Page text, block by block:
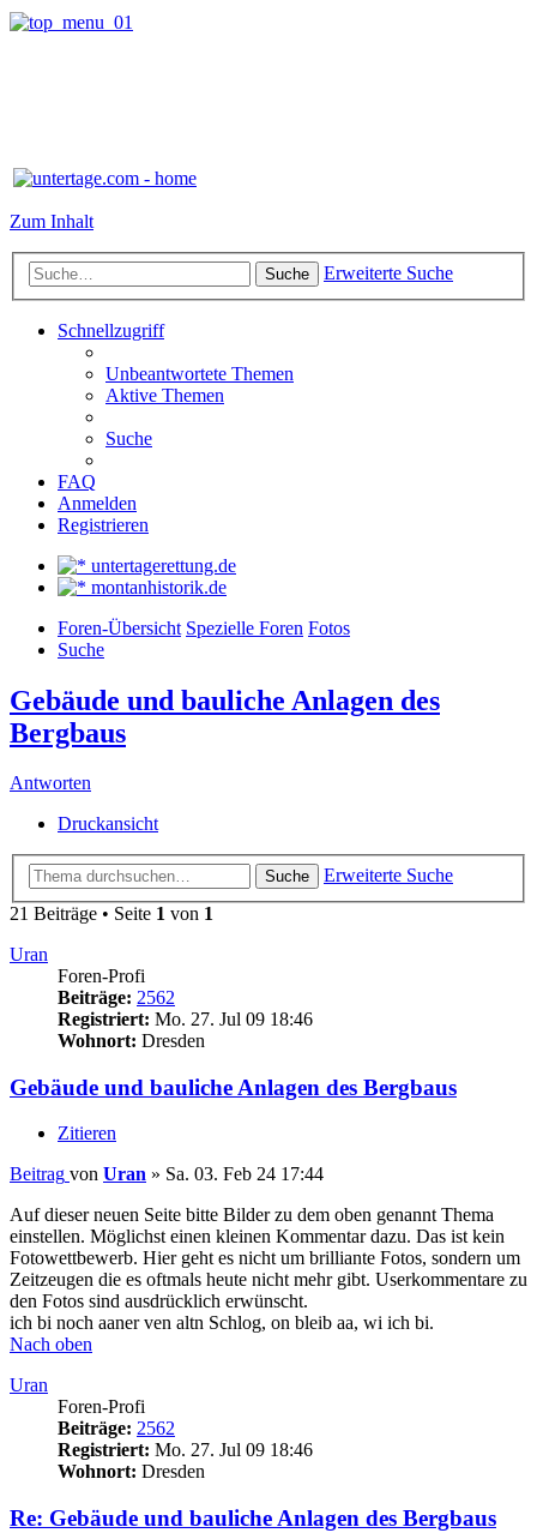
Zum Inhalt
Suche Erweiterte Suche
Schnellzugriff
Unbeantwortete Themen
Aktive Themen
Suche
FAQ
Anmelden
Registrieren
untertagerettung.de
montanhistorik.de
Foren-Übersicht Spezielle Foren Fotos
Suche
Gebäude und bauliche Anlagen des
Bergbaus
Antworten
Druckansicht
Suche
Erweiterte Suche
21 Beiträge • Seite 1 von 1
Uran
Foren-Profi
Beiträge: 2562
Registriert: Mo. 27. Jul 09 18:46
Wohnort: Dresden
Gebäude und bauliche Anlagen des Bergbaus
Zitieren
Beitrag von Uran » Sa. 03. Feb 24 17:44
Auf dieser neuen Seite bitte Bilder zu dem oben genannt Thema
einstellen. Möglichst einen kleinen Kommentar dazu. Das ist kein
Fotowettbewerb. Hier geht es nicht um brilliante Fotos, sondern um
Zeitzeugen die es oftmals heute nicht mehr gibt. Userkommentare zu
den Fotos sind ausdrücklich erwünscht.
ich bi noch aaner ven altn Schlog, on bleib aa, wi ich bi.
Nach oben
Uran
Foren-Profi
Beiträge: 2562
Registriert: Mo. 27. Jul 09 18:46
Wohnort: Dresden
Re: Gebäude und bauliche Anlagen des Bergbaus